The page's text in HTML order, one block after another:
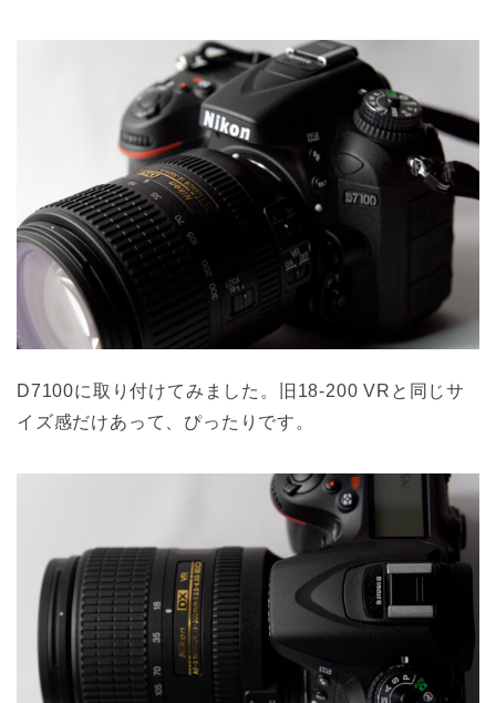
D7100に取り付けてみました。旧18-200 VRと同じサ
イズ感だけあって、ぴったりです。